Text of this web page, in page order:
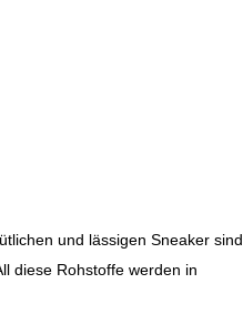
und lässigen Sneaker sind
diese Rohstoffe werden in